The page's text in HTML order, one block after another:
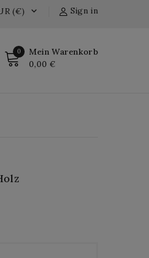
Sign in
(€) 
0 Mein Warenkorb
0,00 €